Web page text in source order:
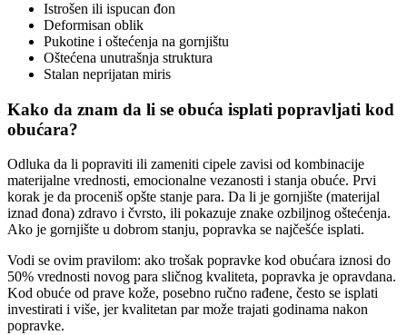
Istrošen ili ispucan đon
Deformisan oblik
Pukotine i oštećenja na gornjištu
Oštećena unutrašnja struktura
Stalan neprijatan miris
Kako da znam da li se obuća isplati popravljati kod
obućara?
Odluka da li popraviti ili zameniti cipele zavisi od kombinacije
materijalne vrednosti, emocionalne vezanosti i stanja obuće. Prvi
korak je da proceniš opšte stanje para. Da li je gornjište (materijal
iznad đona) zdravo i čvrsto, ili pokazuje znake ozbiljnog oštećenja.
Ako je gornjište u dobrom stanju, popravka se najčešće isplati.
Vodi se ovim pravilom: ako trošak popravke kod obućara iznosi do
50% vrednosti novog para sličnog kvaliteta, popravka je opravdana.
Kod obuće od prave kože, posebno ručno rađene, često se isplati
investirati i više, jer kvalitetan par može trajati godinama nakon
popravke.